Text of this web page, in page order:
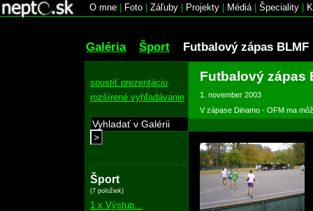
O mne Foto Záľuby Projekty Médiá| Špeciality
Galéria Šport Futbalový zápas BLMF
spustiť prezentáciu
rozšírené vyhľadávanie
>
Šport
(7 položiek)
1 x Výstup...
Futbalový zápas
1. november 2003
V zápase Dinamo - OFM ma